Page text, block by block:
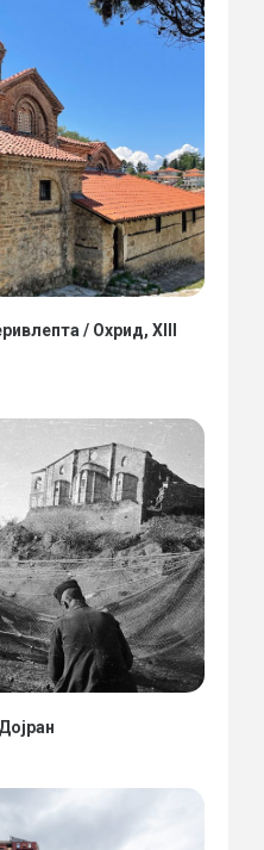
/ Охрид, XIII